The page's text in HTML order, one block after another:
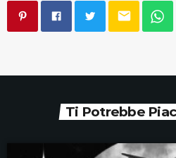
email
Ti Potrebbe